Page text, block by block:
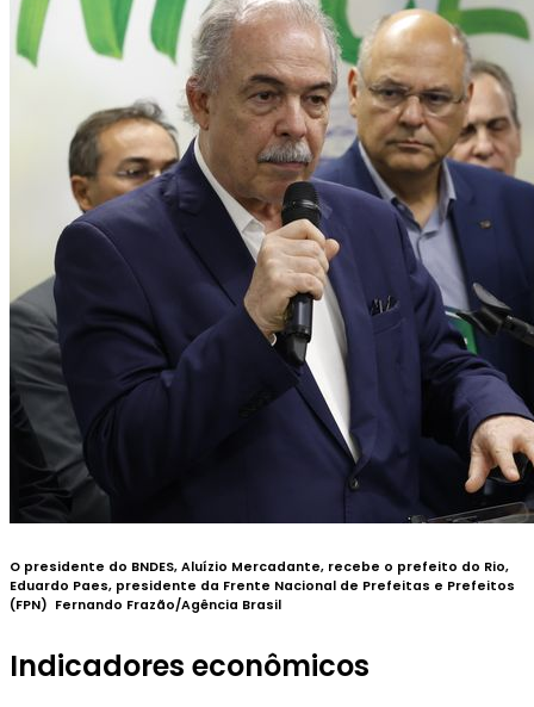
O presidente do BNDES, Aluízio Mercadante, recebe o prefeito do Rio,
Eduardo Paes, presidente da Frente Nacional de Prefeitas e Prefeitos
(FPN) Fernando Frazão/Agência Brasil
Indicadores econômicos